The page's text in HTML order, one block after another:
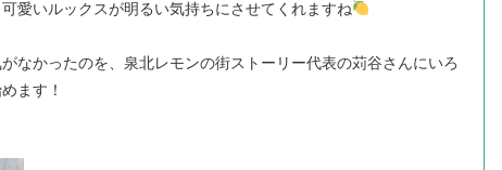
愛いルックスが明るい気持ちにさせてくれますね
なかったのを、泉北レモンの街ストーリー代表の苅谷さんにいろ
ます！